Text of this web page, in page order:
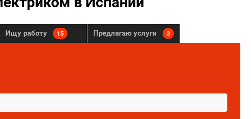
Ищу работу 15 Предлагаю услуги 3